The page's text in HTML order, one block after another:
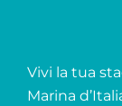
Vivi la tua
Marina